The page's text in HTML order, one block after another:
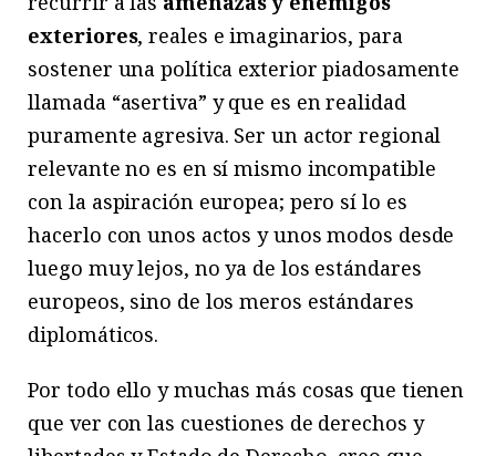
exteriores, reales e imaginarios, para
sostener una política exterior piadosamente
llamada “asertiva” y que es en realidad
puramente agresiva. Ser un actor regional
relevante no es en sí mismo incompatible
con la aspiración europea; pero sí lo es
hacerlo con unos actos y unos modos desde
luego muy lejos, no ya de los estándares
europeos, sino de los meros estándares
diplomáticos.
Por todo ello y muchas más cosas que tienen
que ver con las cuestiones de derechos y